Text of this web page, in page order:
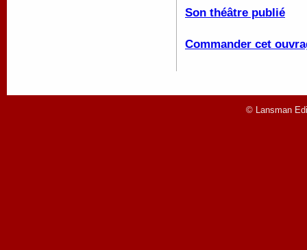
Son théâtre publié
Commander cet
© Lansman